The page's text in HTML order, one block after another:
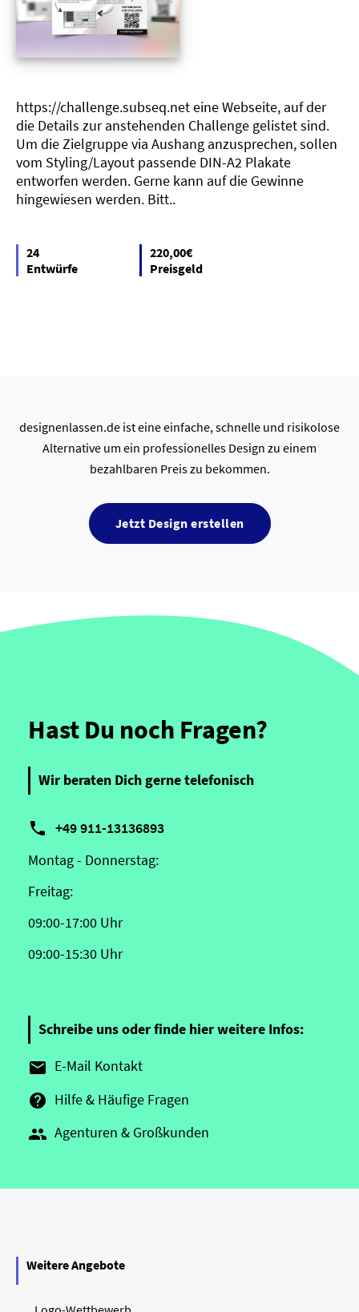
https://challenge.subseq.net eine Webseite, auf der
die Details zur anstehenden Challenge gelistet sind.
Um die Zielgruppe via Aushang anzusprechen, sollen
vom Styling/Layout passende DIN-A2 Plakate
entworfen werden. Gerne kann auf die Gewinne
hingewiesen werden. Bitt..
24
Entwürfe
220,00€
Preisgeld
designenlassen.de ist eine einfache, schnelle und risikolose
Alternative um ein professionelles Design zu einem
bezahlbaren Preis zu bekommen.
Jetzt Design erstellen
Hast Du noch Fragen?
Wir beraten Dich gerne telefonisch
 +49 911-13136893
Montag - Donnerstag:
Freitag:
09:00-17:00 Uhr
09:00-15:30 Uhr
Schreibe uns oder finde hier weitere Infos:
 E-Mail Kontakt
 Hilfe & Häufige Fragen
 Agenturen & Großkunden
Weitere Angebote